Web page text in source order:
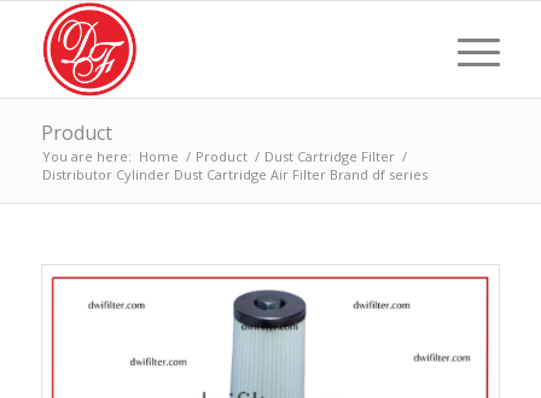
Product
You are here: Home / Product / Dust Cartridge Filter /
Distributor Cylinder Dust Cartridge Air Filter Brand df series